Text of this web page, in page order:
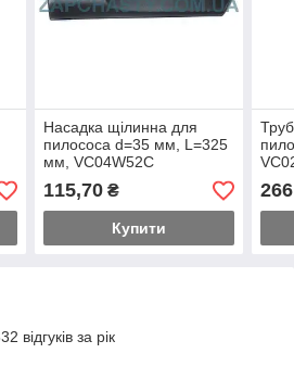
Насадка щілинна для
пилососа d=35 мм, L=325
мм, VC04W52C
115,70₴
Купити
відгуків за рік